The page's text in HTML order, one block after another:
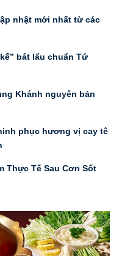
nhật mới nhất từ các
bát lẩu chuẩn Tứ
Khánh nguyên bản
phục hương vị cay tê
Thực Tế Sau Cơn Sốt